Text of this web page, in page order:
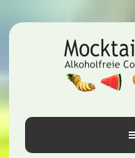
Hauptnavigation
Inhalt
Seitenspalte